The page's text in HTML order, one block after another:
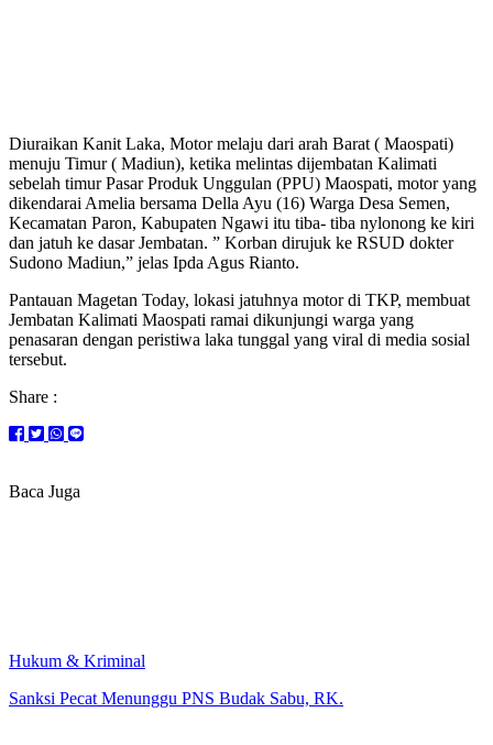
Diuraikan Kanit Laka, Motor melaju dari arah Barat ( Maospati)
menuju Timur ( Madiun), ketika melintas dijembatan Kalimati
sebelah timur Pasar Produk Unggulan (PPU) Maospati, motor yang
dikendarai Amelia bersama Della Ayu (16) Warga Desa Semen,
Kecamatan Paron, Kabupaten Ngawi itu tiba- tiba nylonong ke kiri
dan jatuh ke dasar Jembatan. ” Korban dirujuk ke RSUD dokter
Sudono Madiun,” jelas Ipda Agus Rianto.
Pantauan Magetan Today, lokasi jatuhnya motor di TKP, membuat
Jembatan Kalimati Maospati ramai dikunjungi warga yang
penasaran dengan peristiwa laka tunggal yang viral di media sosial
tersebut.
Share :
Baca Juga
Hukum & Kriminal
Sanksi Pecat Menunggu PNS Budak Sabu, RK.